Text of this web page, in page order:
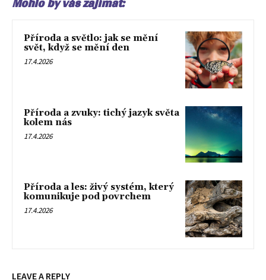
Příroda a světlo: jak se mění
svět, když se mění den
17.4.2026
Příroda a zvuky: tichý jazyk světa
kolem nás
17.4.2026
Příroda a les: živý systém, který
komunikuje pod povrchem
17.4.2026
LEAVE A REPLY